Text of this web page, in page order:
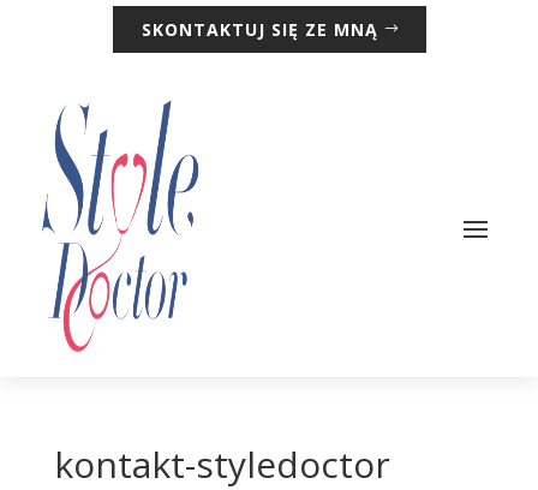
SKONTAKTUJ SIĘ ZE MNĄ
kontakt-styledoctor